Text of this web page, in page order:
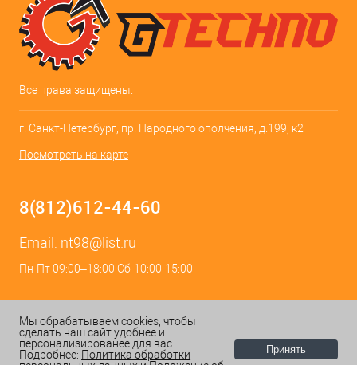
Все права защищены.
г. Санкт-Петербург, пр. Народного ополчения, д.199, к2
Посмотреть на карте
8(812)612-44-60
Email: nt98@list.ru
Пн-Пт 09:00–18:00 Сб-10:00-15:00
Мы обрабатываем cookies, чтобы
сделать наш сайт удобнее и
персонализированее для вас.
Подробнее: Политика обработки
Принять